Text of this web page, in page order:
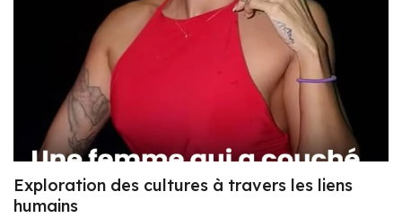
Exploration des cultures à travers les liens
humains